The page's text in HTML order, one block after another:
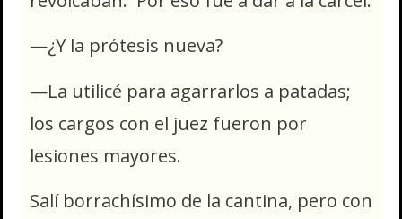
—¿Y la prótesis nueva?
—La utilicé para agarrarlos a patadas;
los cargos con el juez fueron por
lesiones mayores.
Salí borrachísimo de la cantina, pero con